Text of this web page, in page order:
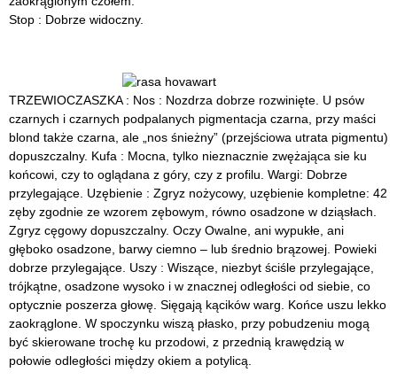
Stop : Dobrze widoczny.
TRZEWIOCZASZKA : Nos : Nozdrza dobrze rozwinięte. U psów
czarnych i czarnych podpalanych pigmentacja czarna, przy maści
blond także czarna, ale „nos śnieżny” (przejściowa utrata pigmentu)
dopuszczalny. Kufa : Mocna, tylko nieznacznie zwężająca sie ku
końcowi, czy to oglądana z góry, czy z profilu. Wargi: Dobrze
przylegające. Uzębienie : Zgryz nożycowy, uzębienie kompletne: 42
zęby zgodnie ze wzorem zębowym, równo osadzone w dziąsłach.
Zgryz cęgowy dopuszczalny. Oczy Owalne, ani wypukłe, ani
głęboko osadzone, barwy ciemno – lub średnio brązowej. Powieki
dobrze przylegające. Uszy : Wiszące, niezbyt ściśle przylegające,
trójkątne, osadzone wysoko i w znacznej odległości od siebie, co
optycznie poszerza głowę. Sięgają kącików warg. Końce uszu lekko
zaokrąglone. W spoczynku wiszą płasko, przy pobudzeniu mogą
być skierowane trochę ku przodowi, z przednią krawędzią w
połowie odległości między okiem a potylicą.